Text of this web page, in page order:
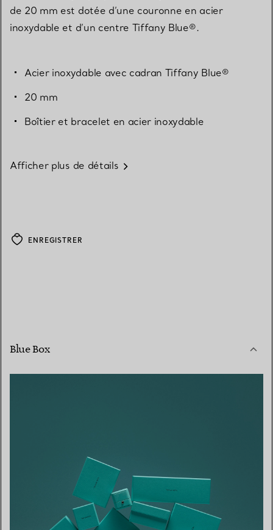
de 20 mm est dotée d’une couronne en acier
inoxydable et d’un centre Tiffany Blue®.
Acier inoxydable avec cadran Tiffany Blue®
20 mm
Boîtier et bracelet en acier inoxydable
Afficher plus de détails
ENREGISTRER
Blue Box